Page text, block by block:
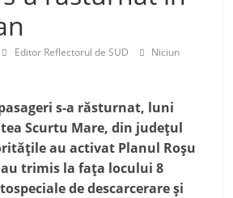
Editor Reflectorul de SUD
Niciun
s-a răsturnat, luni
Scurtu Mare, din județul
au activat Planul Roșu
trimis la fața locului 8
de descarcerare și